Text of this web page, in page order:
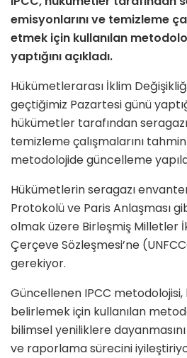
emisyonlarını ve temizleme
etmek için kullanılan
yaptığını açıkladı.
Hükümetlerarası İklim
geçtiğimiz Pazartesi günü
hükümetler tarafından
temizleme çalışmalarını
metodolojide güncelleme
Hükümetlerin seragazı
Protokolü ve Paris Anlaşması
olmak üzere Birleşmiş Milletler
Çerçeve Sözleşmesi’ne
gerekiyor.
Güncellenen IPCC
belirlemek için kullanılan
bilimsel yeniliklere
ve raporlama sürecini